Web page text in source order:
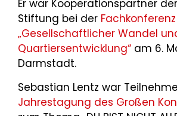
Er war Kooperationspartner
Stiftung bei der Fachkonferenz
„Gesellschaftlicher Wandel
Quartiersentwicklung“ am 6.
Darmstadt.
Sebastian Lentz war
Jahrestagung des Großen